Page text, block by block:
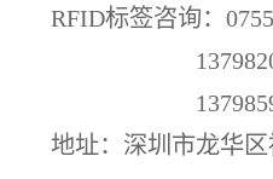
RFID标签咨询：
地址：深圳市龙华